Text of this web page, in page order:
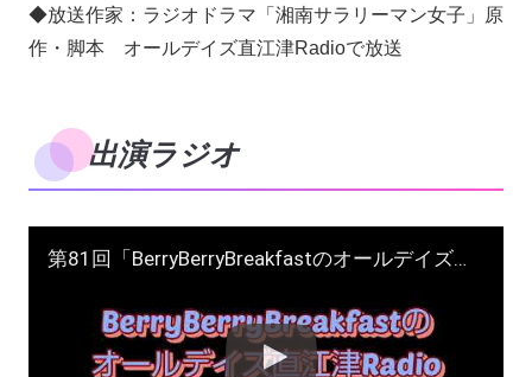
◆放送作家：ラジオドラマ「湘南サラリーマン女子」原
作・脚本 オールデイズ直江津Radioで放送
出演ラジオ
第81回「BerryBerryBreakfastのオールデイズ直江津Radio」ヨーグルト田中とDJシューカイ 話題：年末年始行事の衰退、ニューハルピン閉店、中居正広問題